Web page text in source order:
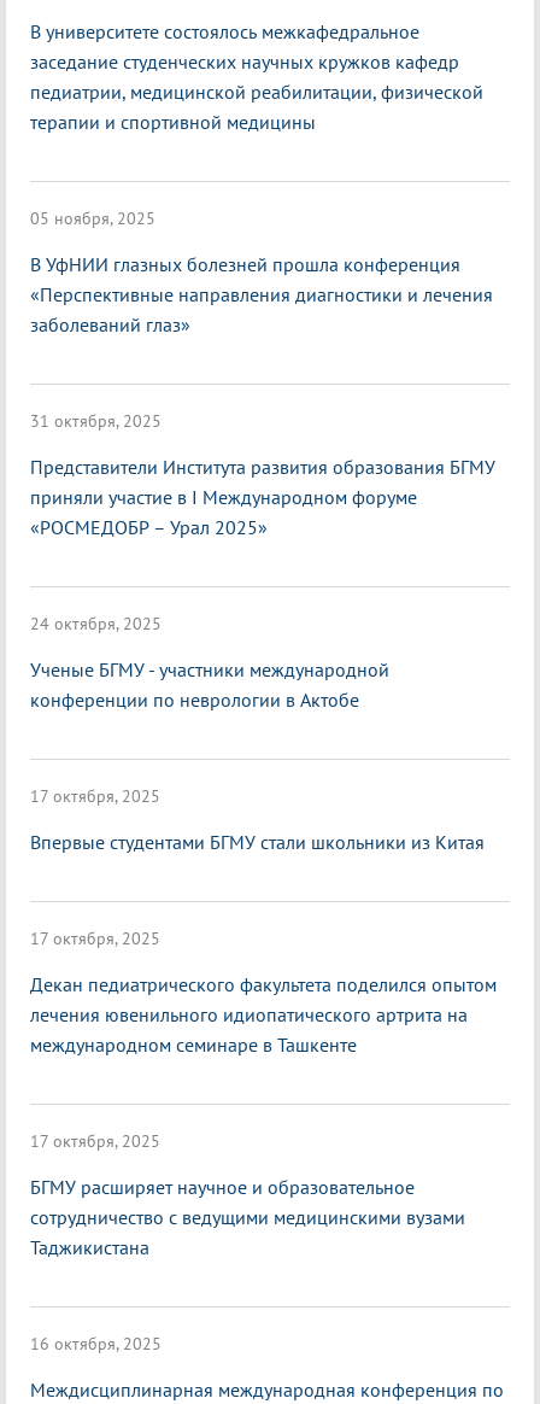
В университете состоялось межкафедральное
заседание студенческих научных кружков кафедр
педиатрии, медицинской реабилитации, физической
терапии и спортивной медицины
05 ноября, 2025
В УфНИИ глазных болезней прошла конференция
«Перспективные направления диагностики и лечения
заболеваний глаз»
31 октября, 2025
Представители Института развития образования БГМУ
приняли участие в I Международном форуме
«РОСМЕДОБР – Урал 2025»
24 октября, 2025
Ученые БГМУ - участники международной
конференции по неврологии в Актобе
17 октября, 2025
Впервые студентами БГМУ стали школьники из Китая
17 октября, 2025
Декан педиатрического факультета поделился опытом
лечения ювенильного идиопатического артрита на
международном семинаре в Ташкенте
17 октября, 2025
БГМУ расширяет научное и образовательное
сотрудничество с ведущими медицинскими вузами
Таджикистана
16 октября, 2025
Междисциплинарная международная конференция по